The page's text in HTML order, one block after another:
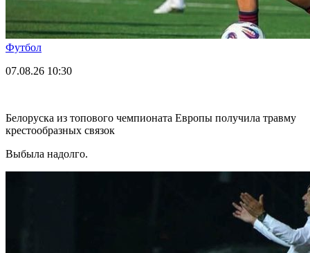
Футбол
07.08.26 10:30
Белоруска из топового чемпионата Европы получила травму
крестообразных связок
Выбыла надолго.